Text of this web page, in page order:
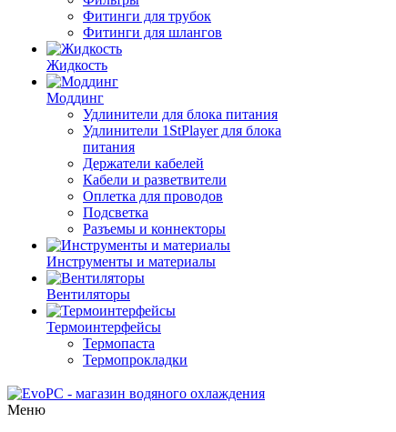
Фитинги для трубок
Фитинги для шлангов
Жидкость
Моддинг
Удлинители для блока питания
Удлинители 1StPlayer для блока
питания
Держатели кабелей
Кабели и разветвители
Оплетка для проводов
Подсветка
Разъемы и коннекторы
Инструменты и материалы
Вентиляторы
Термоинтерфейсы
Термопаста
Термопрокладки
Меню